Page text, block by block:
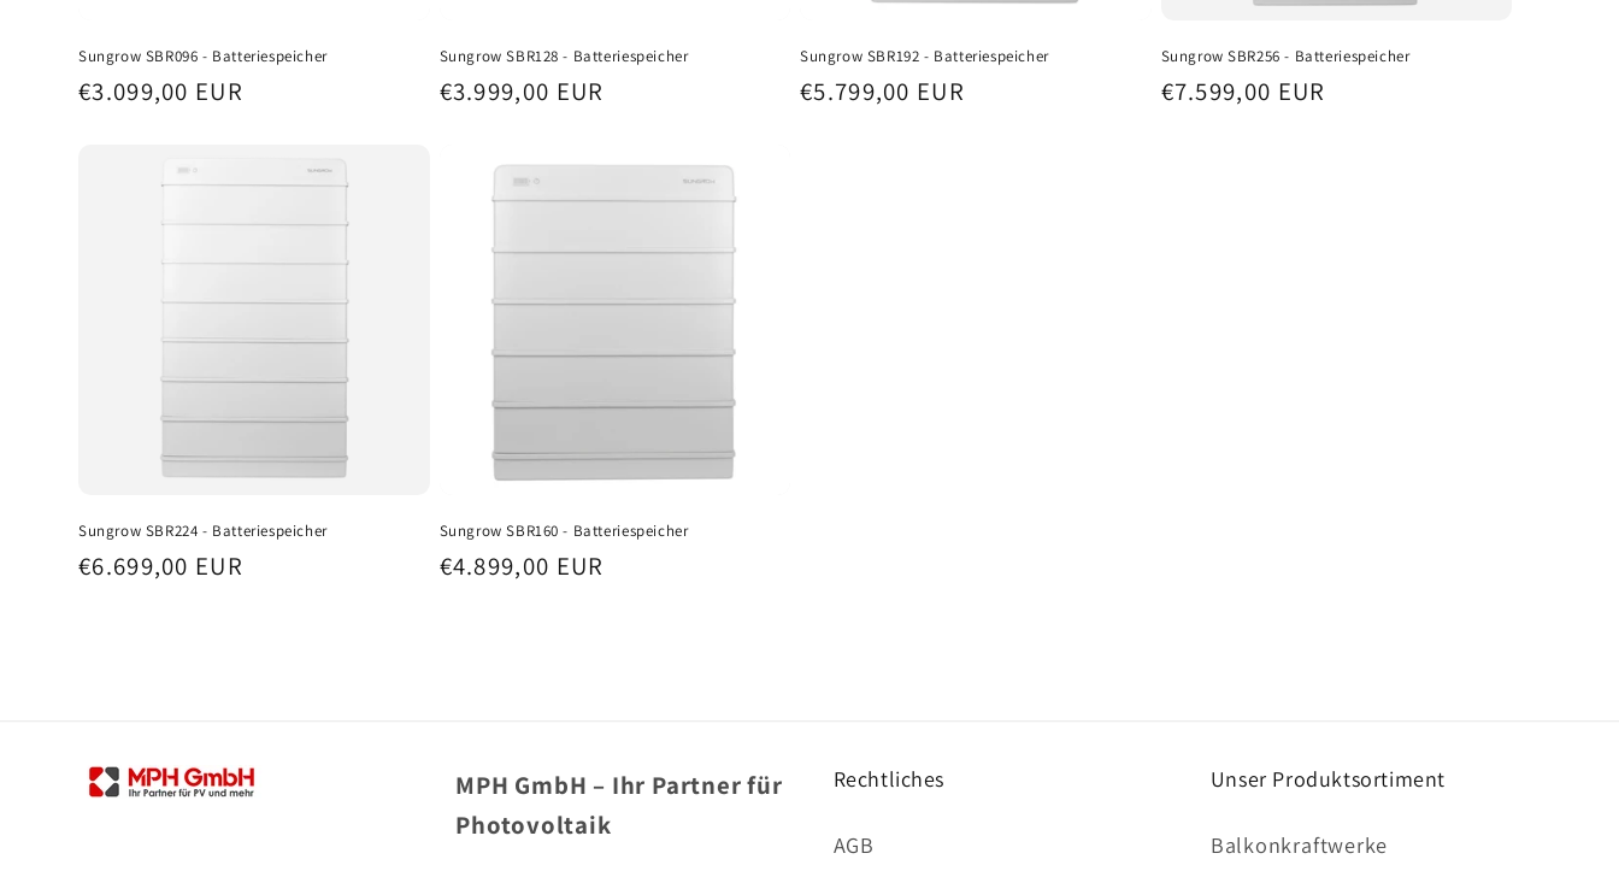
:
Sungrow SBR096 - Batteriespeicher
Normaler
€3.099,00 EUR
Sungrow SBR128 - Batteriespeicher
Normaler
€3.999,00 EUR
Sungrow SBR192 - Batteriespeicher
Normaler
€5.799,00 EUR
Sungrow SBR256 - Batteriespeicher
Normaler
€7.599,00 EUR
Sungrow SBR224 - Batteriespeicher
Normaler
€6.699,00 EUR
Sungrow SBR160 - Batteriespeicher
Normaler
€4.899,00 EUR
MPH GmbH – Ihr Partner für
Photovoltaik
Rechtliches
AGB
Unser Produktsortiment
Balkonkraftwerke